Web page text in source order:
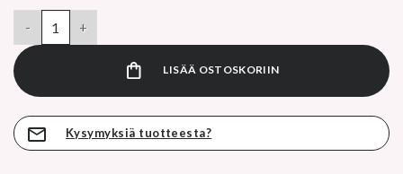
LISÄÄ OSTOSKORIIN
Kysymyksiä tuotteesta?